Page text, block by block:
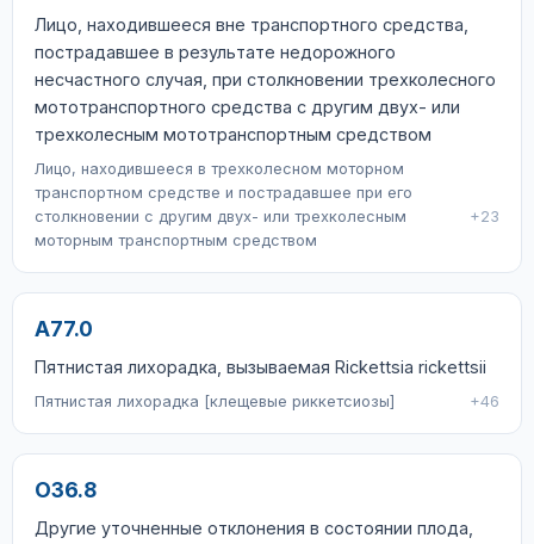
Лицо, находившееся вне транспортного средства,
пострадавшее в результате недорожного
несчастного случая, при столкновении трехколесного
мототранспортного средства с другим двух- или
трехколесным мототранспортным средством
Лицо, находившееся в трехколесном моторном
транспортном средстве и пострадавшее при его
столкновении с другим двух- или трехколесным
моторным транспортным средством
+23
A77.0
Пятнистая лихорадка, вызываемая Rickettsia rickettsii
Пятнистая лихорадка [клещевые риккетсиозы] +46
O36.8
Другие уточненные отклонения в состоянии плода,